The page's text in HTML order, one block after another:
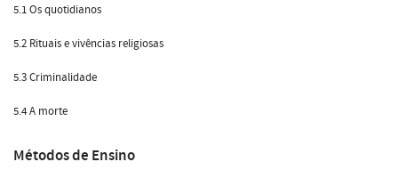
5.1 Os quotidianos
5.2 Rituais e vivências religiosas
5.3 Criminalidade
5.4 A morte
Métodos de Ensino